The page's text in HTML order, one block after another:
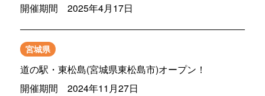
開催期間 2025年4月17日
宮城県
道の駅・東松島(宮城県東松島市)オープン！
開催期間 2024年11月27日